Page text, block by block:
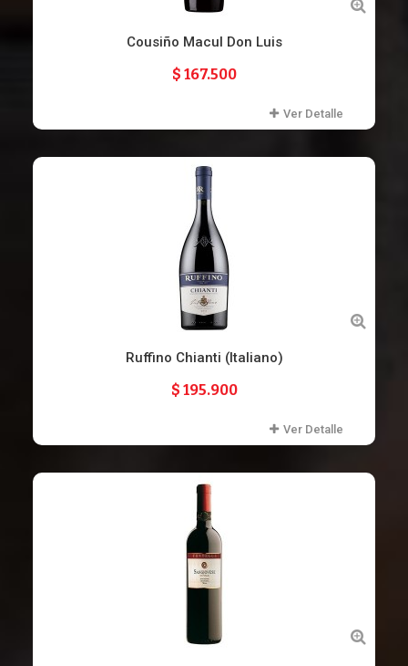
Cousiño Macul Don Luis
$ 167.500
Ver Detalle
Ruffino Chianti (Italiano)
$ 195.900
Ver Detalle